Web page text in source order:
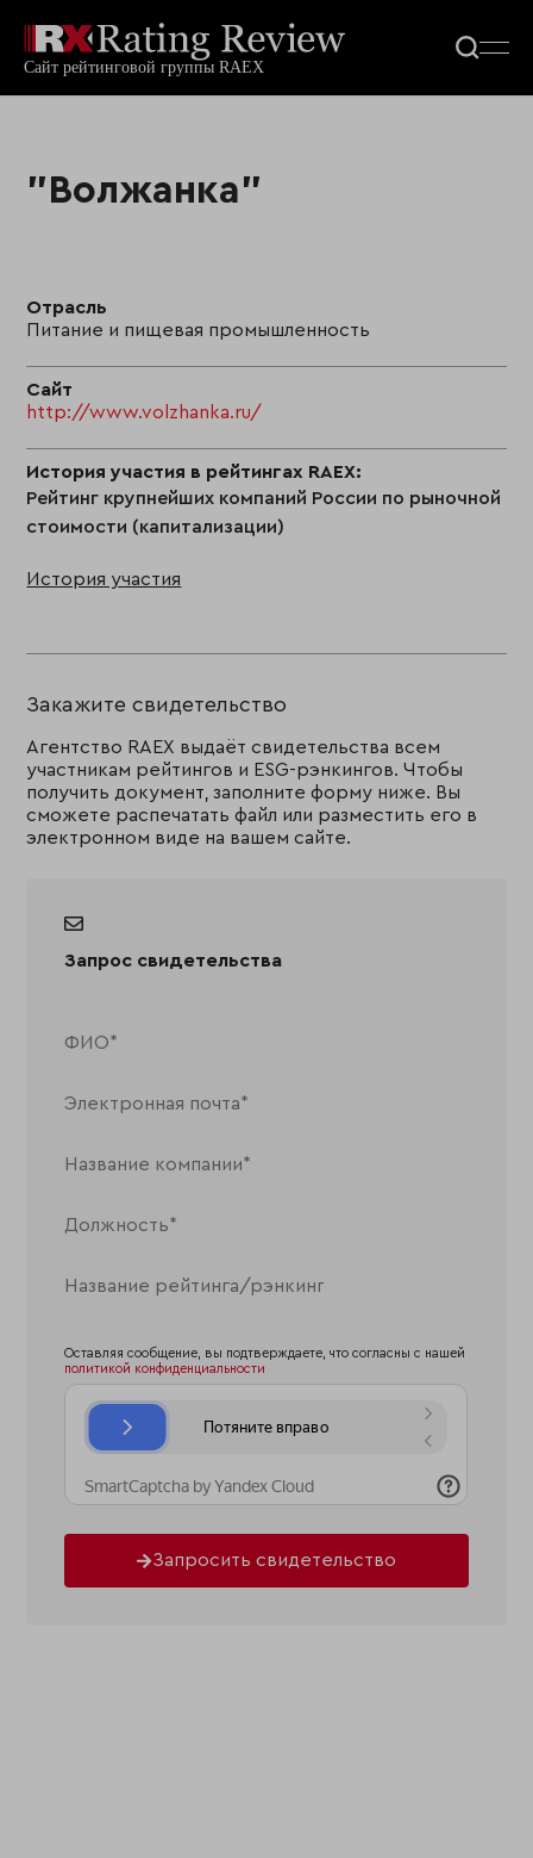
"Волжанка"
Отрасль
Питание и пищевая промышленность
Сайт
http://www.volzhanka.ru/
История участия в рейтингах RAEX:
Рейтинг крупнейших компаний России по рыночной
стоимости (капитализации)
История участия
Закажите свидетельство
Агентство RAEX выдаёт свидетельства всем
участникам рейтингов и ESG-рэнкингов. Чтобы
получить документ, заполните форму ниже. Вы
сможете распечатать файл или разместить его в
электронном виде на вашем сайте.
Запрос свидетельства
Оставляя сообщение, вы подтверждаете, что согласны с нашей
политикой конфиденциальности
Запросить свидетельство